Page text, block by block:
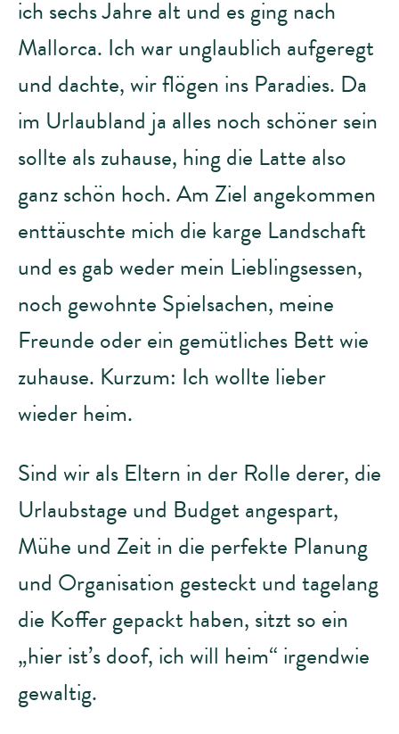
ich sechs Jahre alt und es ging nach
Mallorca. Ich war unglaublich aufgeregt
und dachte, wir flögen ins Paradies. Da
im Urlaubland ja alles noch schöner sein
sollte als zuhause, hing die Latte also
ganz schön hoch. Am Ziel angekommen
enttäuschte mich die karge Landschaft
und es gab weder mein Lieblingsessen,
noch gewohnte Spielsachen, meine
Freunde oder ein gemütliches Bett wie
zuhause. Kurzum: Ich wollte lieber
wieder heim.
Sind wir als Eltern in der Rolle derer, die
Urlaubstage und Budget angespart,
Mühe und Zeit in die perfekte Planung
und Organisation gesteckt und tagelang
die Koffer gepackt haben, sitzt so ein
„hier ist’s doof, ich will heim“ irgendwie
gewaltig.